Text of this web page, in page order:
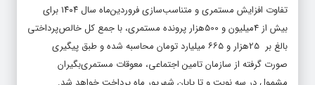
تفاوت افزایش مستمری و متناسب‌سازی فروردین‌ماه سال ۱۴۰۴ برای
بیش از 4میلیون و 500هزار پرونده مستمری، با جمع کل خالص‌‌پرداختی
بالغ بر 25هزار و ۶۶۵ میلیارد تومان محاسبه شده و طبق پیگیری
صورت گرفته از سازمان تامین اجتماعی، معوقات مستمری‌بگیران